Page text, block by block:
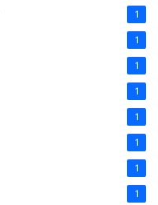
1
1
1
1
1
1
1
1